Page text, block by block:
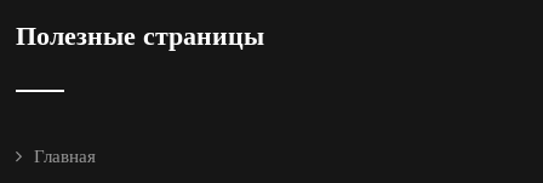
Полезные страницы
Главная